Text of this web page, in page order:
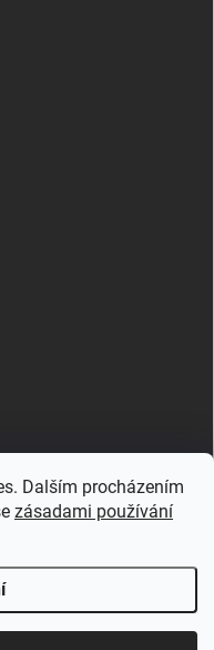
Dalším procházením
zásadami používání
vyhrazena.Upravit nastavení